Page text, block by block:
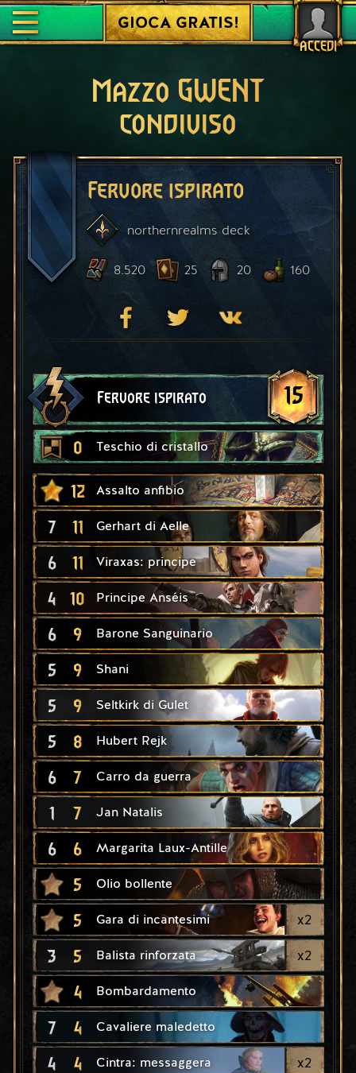
ACCEDI
GIOCA GRATIS!
Mazzo GWENT
condiviso
Fervore ispirato
northernrealmsdeck
8.520 25 20 160
Fervore ispirato 15
0 Teschio di cristallo
12 Assalto anfibio
7 11 Gerhart di Aelle
6 11 Viraxas: principe
4 10 Principe Anséis
6 9 Barone Sanguinario
5 9 Shani
5 9 Seltkirk di Gulet
5 8 Hubert Rejk
6 7 Carro da guerra
1 7 Jan Natalis
6 6 Margarita Laux-Antille
5 Olio bollente
5 Gara di incantesimi x2
3 5 Balista rinforzata x2
4 Bombardamento
7 4 Cavaliere maledetto
4 4 Cintra: messaggera x2